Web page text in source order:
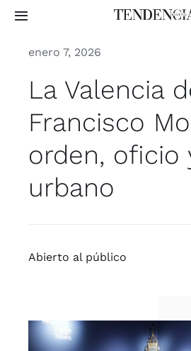
Saltar
contenido
Toggle
INTERIORISMO
CONTACTO
enero 7, 2026
La Valencia
Francisco
orden, oficio
urbano
Abier­to al públi­co